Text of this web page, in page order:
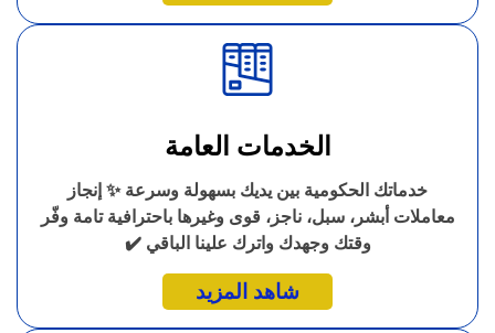
الخدمات العامة
خدماتك الحكومية بين يديك بسهولة وسرعة ✨ إنجاز
معاملات أبشر، سبل، ناجز، قوى وغيرها باحترافية تامة وفّر
وقتك وجهدك واترك علينا الباقي ✔️
شاهد المزيد